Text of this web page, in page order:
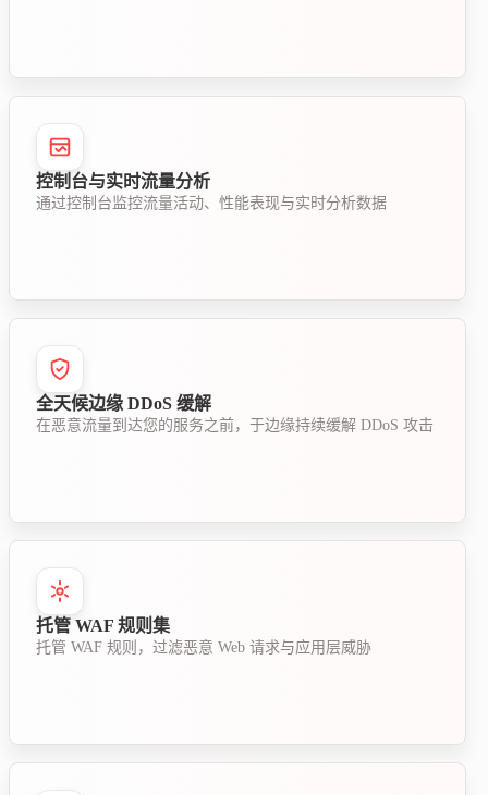
控制台与实时流量分析
通过控制台监控流量活动、性能表现与实时分析数据
全天候边缘 DDoS 缓解
在恶意流量到达您的服务之前，于边缘持续缓解 DDoS 攻击
托管 WAF 规则集
托管 WAF 规则，过滤恶意 Web 请求与应用层威胁